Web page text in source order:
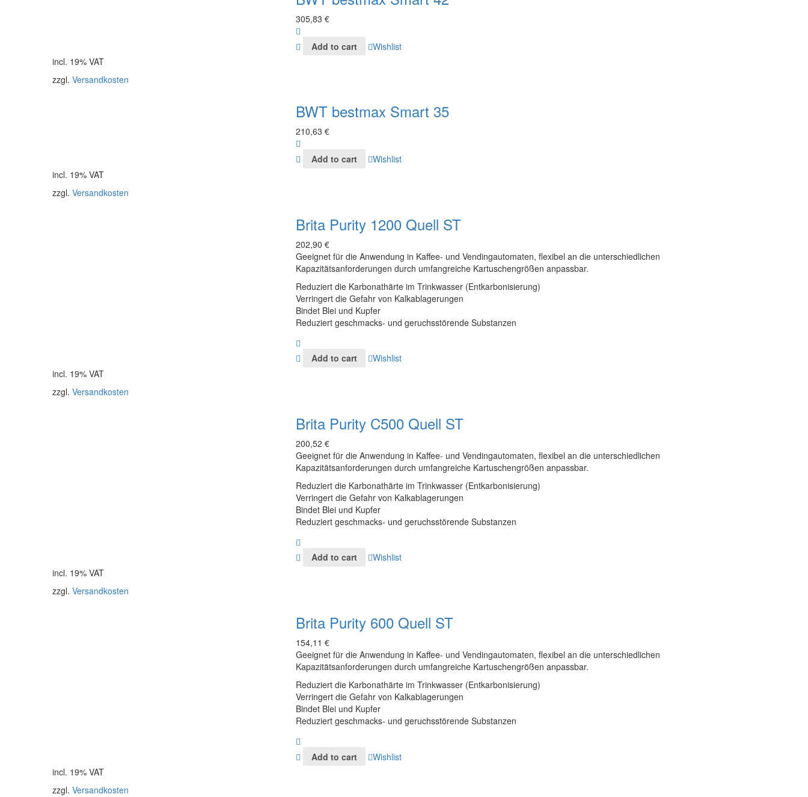
305,83 €
Add to cart
Wishlist
incl. 19% VAT
zzgl. Versandkosten
BWT bestmax Smart 35
210,63 €
Add to cart
Wishlist
incl. 19% VAT
zzgl. Versandkosten
Brita Purity 1200 Quell ST
202,90 €
Geeignet für die Anwendung in Kaffee- und Vendingautomaten, flexibel an die unterschiedlichen
Kapazitätsanforderungen durch umfangreiche Kartuschengrößen anpassbar.
Reduziert die Karbonathärte im Trinkwasser (Entkarbonisierung)
Verringert die Gefahr von Kalkablagerungen
Bindet Blei und Kupfer
Reduziert geschmacks- und geruchsstörende Substanzen
Add to cart
Wishlist
incl. 19% VAT
zzgl. Versandkosten
Brita Purity C500 Quell ST
200,52 €
Geeignet für die Anwendung in Kaffee- und Vendingautomaten, flexibel an die unterschiedlichen
Kapazitätsanforderungen durch umfangreiche Kartuschengrößen anpassbar.
Reduziert die Karbonathärte im Trinkwasser (Entkarbonisierung)
Verringert die Gefahr von Kalkablagerungen
Bindet Blei und Kupfer
Reduziert geschmacks- und geruchsstörende Substanzen
Add to cart
Wishlist
incl. 19% VAT
zzgl. Versandkosten
Brita Purity 600 Quell ST
154,11 €
Geeignet für die Anwendung in Kaffee- und Vendingautomaten, flexibel an die unterschiedlichen
Kapazitätsanforderungen durch umfangreiche Kartuschengrößen anpassbar.
Reduziert die Karbonathärte im Trinkwasser (Entkarbonisierung)
Verringert die Gefahr von Kalkablagerungen
Bindet Blei und Kupfer
Reduziert geschmacks- und geruchsstörende Substanzen
Add to cart
Wishlist
incl. 19% VAT
zzgl. Versandkosten